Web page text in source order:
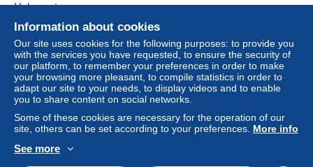
Information about cookies
Our site uses cookies for the following purposes: to provide you
with the services you have requested, to ensure the security of
our platform, to remember your preferences in order to make
your browsing more pleasant, to compile statistics in order to
adapt our site to your needs, to display videos and to enable
you to share content on social networks.
Some of these cookies are necessary for the operation of our
site, others can be set according to your preferences. More info
See more
Help centre
Buying on Delcampe
Selling on Delcampe
A secure website